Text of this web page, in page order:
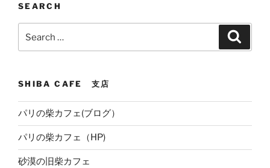
SEARCH
SHIBA CAFE 支店
パリの柴カフェ(ブログ）
パリの柴カフェ（HP)
砂漠の旧柴カフェ